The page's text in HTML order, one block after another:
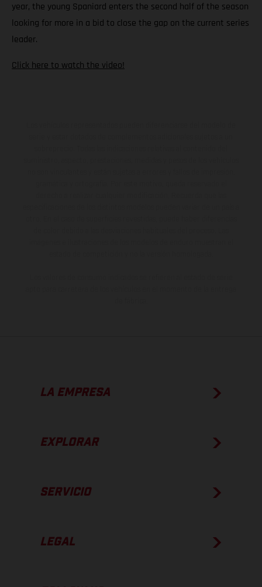
year, the young Spaniard enters the second half of the season
looking for more in a bid to close the gap on the current series
leader.
Click here to watch the video!
LA EMPRESA
EXPLORAR
SERVICIO
LEGAL